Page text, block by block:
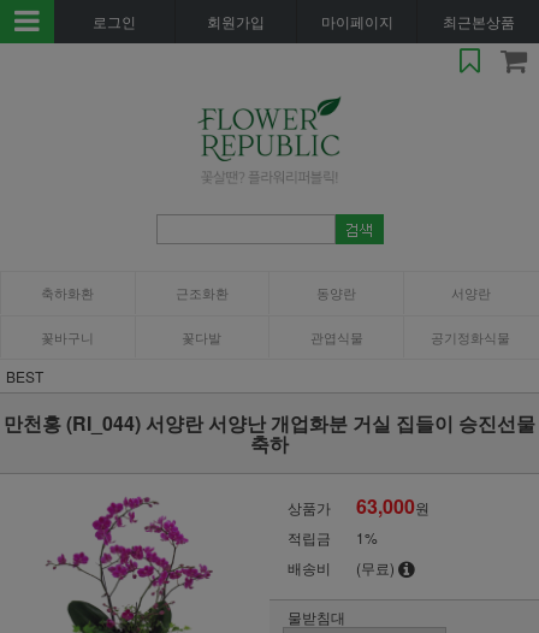
로그인 회원가입 마이페이지 최근본상품
축하화환 근조화환 동양란 서양란
꽃바구니 꽃다발 관엽식물 공기정화식물
BEST
만천홍 (RI_044) 서양란 서양난 개업화분 거실 집들이 승진선물
축하
상품가 63,000원
적립금
1%
배송비
(무료)
물받침대